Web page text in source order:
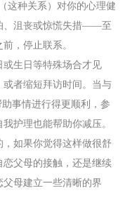
这种关系）对你的心理健
、沮丧或惊慌失措——至
，停止联系。
或生日等特殊场合才见
或者缩短拜访时间。当与
事情进行得更顺利，参
护理也能帮助你减压。
如果你觉得这样做很舒
父母的接触，还是继续
母建立一些清晰的界